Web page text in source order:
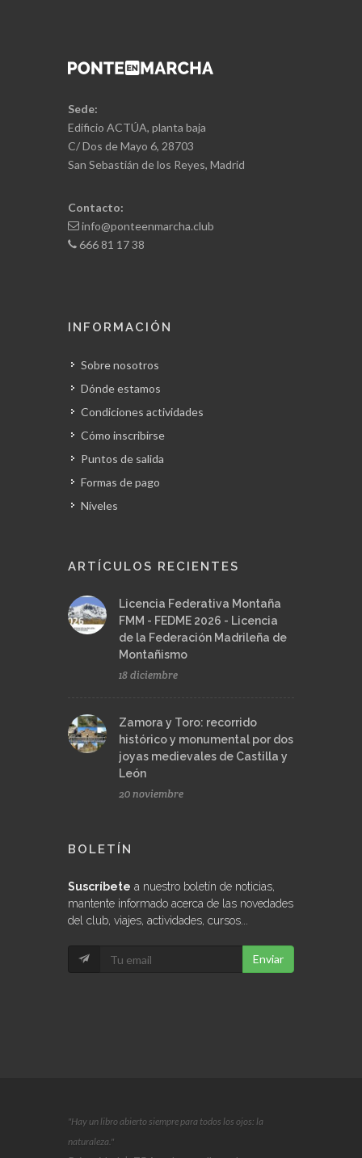
Sede:
Edificio ACTÚA, planta baja
C/ Dos de Mayo 6, 28703
San Sebastián de los Reyes, Madrid
Contacto:
info@ponteenmarcha.club
666 81 17 38
INFORMACIÓN
Sobre nosotros
Dónde estamos
Condiciones actividades
Cómo inscribirse
Puntos de salida
Formas de pago
Niveles
ARTÍCULOS RECIENTES
Licencia Federativa Montaña
FMM - FEDME 2026 - Licencia
de la Federación Madrileña de
Montañismo
18 diciembre
Zamora y Toro: recorrido
histórico y monumental por dos
joyas medievales de Castilla y
León
20 noviembre
BOLETÍN
Suscríbete a nuestro boletín de noticias,
mantente informado acerca de las novedades
del club, viajes, actividades, cursos...
Enviar
"Hay un libro abierto siempre para todos los ojos: la
naturaleza."